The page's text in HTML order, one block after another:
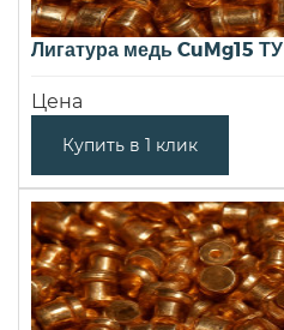
Лигатура медь CuMg15 ТУ
Цена
Купить в 1 клик